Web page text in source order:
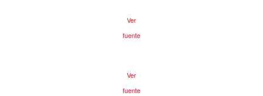
Ver
fuente
Ver
fuente